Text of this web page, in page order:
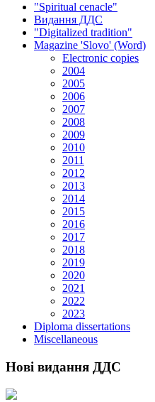
"Spiritual cenacle"
Видання ДДС
"Digitalized tradition"
Magazine 'Slovo' (Word)
Electronic copies
2004
2005
2006
2007
2008
2009
2010
2011
2012
2013
2014
2015
2016
2017
2018
2019
2020
2021
2022
2023
Diploma dissertations
Miscellaneous
Нові видання ДДС